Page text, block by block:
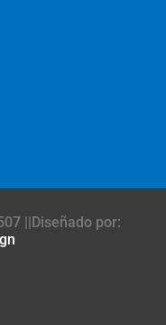
||Diseñado por: